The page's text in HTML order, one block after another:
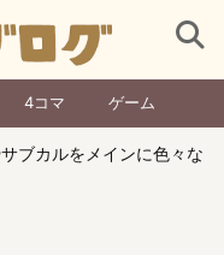
4コマ ゲーム
ブカルをメインに色々な